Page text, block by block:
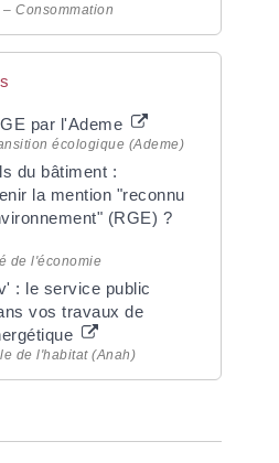
Consommation
par l'Ademe
écologique (Ademe)
du bâtiment :
la mention "reconnu
(RGE) ?
de l'économie
: le service public
vos travaux de
de l'habitat (Anah)